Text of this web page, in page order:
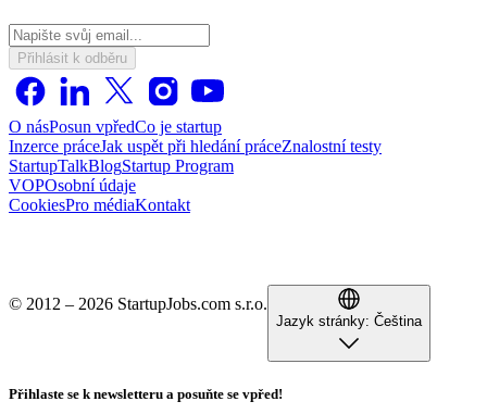
Přihlásit k odběru
O násPosun vpředCo je startup
Inzerce práceJak uspět při hledání práceZnalostní testy
StartupTalkBlogStartup Program
VOPOsobní údaje
CookiesPro médiaKontakt
© 2012 – 2026 StartupJobs.com s.r.o.
Jazyk stránky: Čeština
Přihlaste se k newsletteru a posuňte se vpřed!